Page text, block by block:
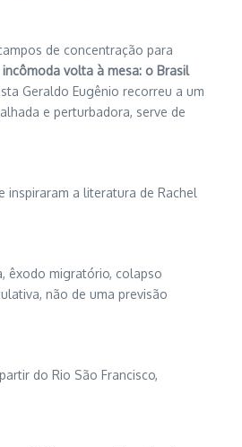
de concentração para
volta à mesa: o Brasil
Geraldo Eugênio recorreu a um
e perturbadora, serve de
inspiraram a literatura de Rachel
êxodo migratório, colapso
não de uma previsão
do Rio São Francisco,